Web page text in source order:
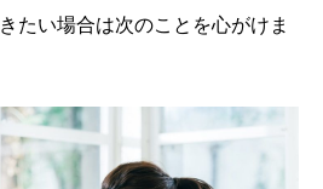
たい場合は次のことを心がけま